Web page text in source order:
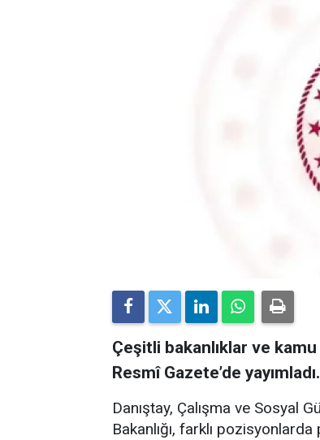
Çeşitli bakanlıklar ve kamu
Resmî Gazete’de yayımladı.
Danıştay, Çalışma ve Sosyal
Bakanlığı, farklı